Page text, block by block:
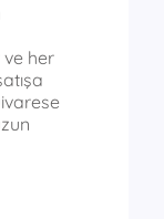
ve her